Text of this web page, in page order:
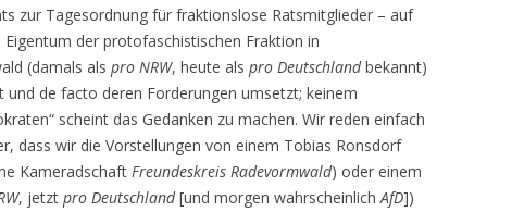
zur Tagesordnung für fraktionslose Ratsmitglieder – auf
Eigentum der protofaschistischen Fraktion in
(damals als pro NRW, heute als pro Deutschlandbekannt)
und de facto deren Forderungen umsetzt; keinem
scheint das Gedanken zu machen. Wir reden einfach
dass wir die Vorstellungen von einem Tobias Ronsdorf
Kameradschaft Freundeskreis Radevormwald) oder einem
, jetzt pro Deutschland[und morgen wahrscheinlichAfD])